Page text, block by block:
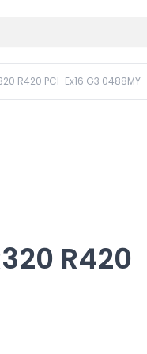
R420 PCI-Ex16 G3 0488MY
R420